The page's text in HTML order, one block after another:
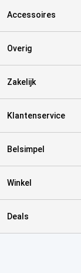
Accessoires
Overig
Zakelijk
Klantenservice
Belsimpel
Winkel
Deals